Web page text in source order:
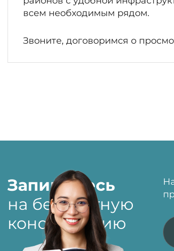
всем необходимым рядом.
Звоните, договоримся о
Запишитесь
на бесплатную
консультацию